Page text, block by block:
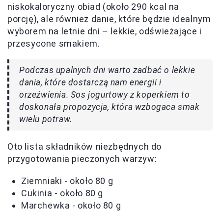
niskokaloryczny obiad (około 290 kcal na
porcję), ale również danie, które będzie idealnym
wyborem na letnie dni – lekkie, odświeżające i
przesycone smakiem.
Podczas upalnych dni warto zadbać o lekkie
dania, które dostarczą nam energii i
orzeźwienia. Sos jogurtowy z koperkiem to
doskonała propozycja, która wzbogaca smak
wielu potraw.
Oto lista składników niezbędnych do
przygotowania pieczonych warzyw:
Ziemniaki - około 80 g
Cukinia - około 80 g
Marchewka - około 80 g